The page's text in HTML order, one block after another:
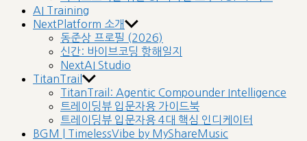
AI Training
NextPlatform 소개
동준상 프로필 (2026)
신간: 바이브코딩 항해일지
NextAI Studio
TitanTrail
TitanTrail: Agentic Compounder Intelligence
트레이딩뷰 입문자용 가이드북
트레이딩뷰 입문자용 4대 핵심 인디케이터
BGM | TimelessVibe by MyShareMusic